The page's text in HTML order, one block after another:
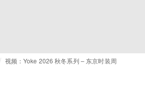
视频：Yoke 2026 秋冬系列 – 东京时装周